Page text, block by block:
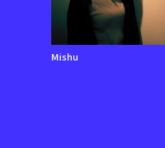
Mishu